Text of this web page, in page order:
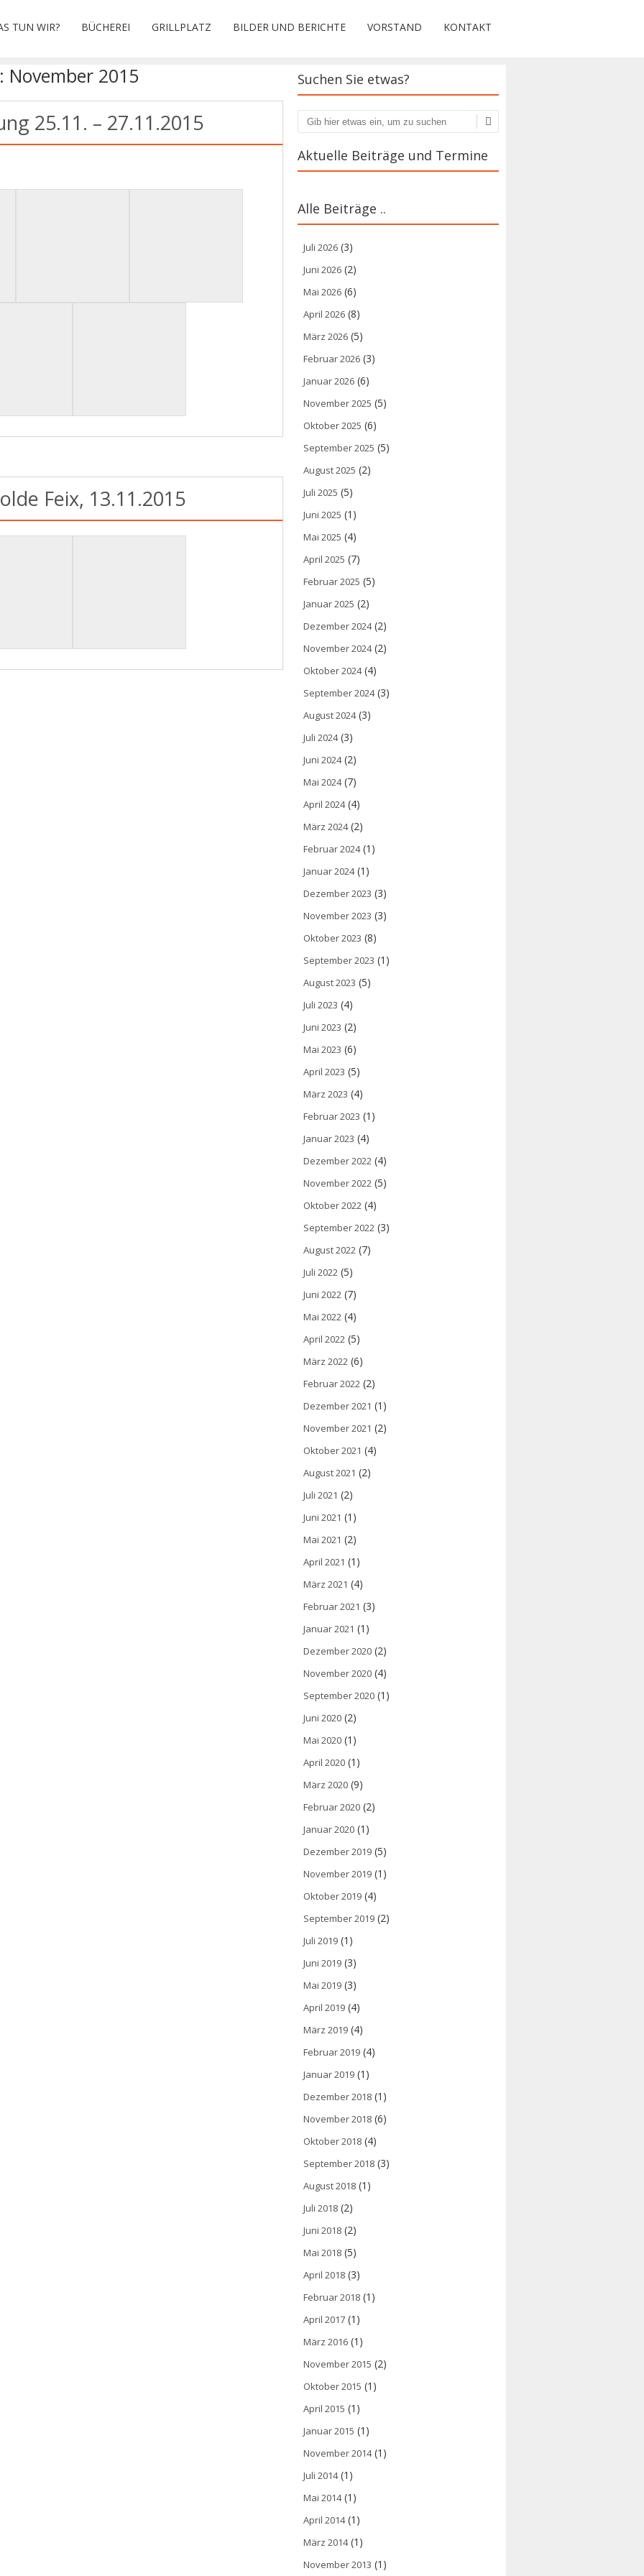
TUN WIR? BÜCHEREI GRILLPLATZ BILDER UND BERICHTE VORSTAND KONTAKT
November 2015
25.11. – 27.11.2015
Feix, 13.11.2015
Suchen Sie etwas?
Suchen
Aktuelle Beiträge und Termine
Alle Beiträge ..
Juli 2026 (3)
Juni 2026 (2)
Mai 2026 (6)
April 2026 (8)
März 2026 (5)
Februar 2026 (3)
Januar 2026 (6)
November 2025 (5)
Oktober 2025 (6)
September 2025 (5)
August 2025 (2)
Juli 2025 (5)
Juni 2025 (1)
Mai 2025 (4)
April 2025 (7)
Februar 2025 (5)
Januar 2025 (2)
Dezember 2024(2)
November 2024(2)
Oktober 2024(4)
September 2024(3)
August 2024(3)
Juli 2024(3)
Juni 2024(2)
Mai 2024(7)
April 2024(4)
März 2024(2)
Februar 2024(1)
Januar 2024(1)
Dezember 2023 (3)
November 2023 (3)
Oktober 2023 (8)
September 2023 (1)
August 2023 (5)
Juli 2023 (4)
Juni 2023 (2)
Mai 2023 (6)
April 2023 (5)
März 2023 (4)
Februar 2023 (1)
Januar 2023 (4)
Dezember 2022 (4)
November 2022 (5)
Oktober 2022 (4)
September 2022 (3)
August 2022 (7)
Juli 2022 (5)
Juni 2022 (7)
Mai 2022 (4)
April 2022 (5)
März 2022 (6)
Februar 2022 (2)
Dezember 2021 (1)
November 2021 (2)
Oktober 2021 (4)
August 2021 (2)
Juli 2021 (2)
Juni 2021 (1)
Mai 2021 (2)
April 2021 (1)
März 2021 (4)
Februar 2021 (3)
Januar 2021 (1)
Dezember 2020 (2)
November 2020 (4)
September 2020 (1)
Juni 2020 (2)
Mai 2020 (1)
April 2020 (1)
März 2020 (9)
Februar 2020 (2)
Januar 2020 (1)
Dezember 2019 (5)
November 2019 (1)
Oktober 2019 (4)
September 2019 (2)
Juli 2019 (1)
Juni 2019 (3)
Mai 2019 (3)
April 2019 (4)
März 2019 (4)
Februar 2019 (4)
Januar 2019 (1)
Dezember 2018 (1)
November 2018 (6)
Oktober 2018 (4)
September 2018 (3)
August 2018 (1)
Juli 2018 (2)
Juni 2018 (2)
Mai 2018 (5)
April 2018 (3)
Februar 2018 (1)
April 2017 (1)
März 2016 (1)
November 2015 (2)
Oktober 2015 (1)
April 2015 (1)
Januar 2015 (1)
November 2014(1)
Juli 2014(1)
Mai 2014(1)
April 2014(1)
März 2014(1)
November 2013 (1)